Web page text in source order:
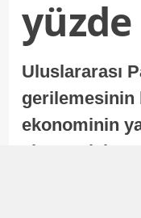
Uluslararası
gerilemesinin
ekonominin
ekonomisi,